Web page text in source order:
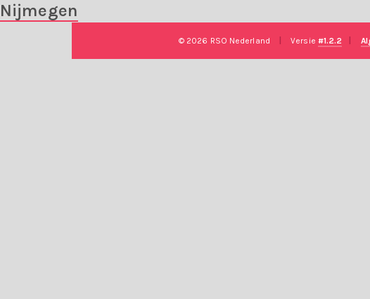
Nijmegen
© 2026 RSO Nederland Versie #1.2.2